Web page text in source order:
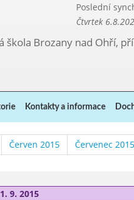
Poslední
Čtvrtek
škola Brozany nad Ohří,
Kontakty a informace
Červen 2015 Červenec 2015
9. 2015